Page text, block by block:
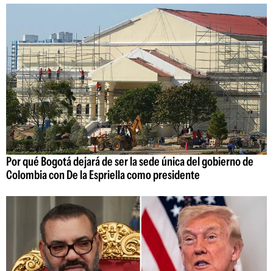
Por qué Bogotá dejará de ser la sede única del gobierno de
Colombia con De la Espriella como presidente